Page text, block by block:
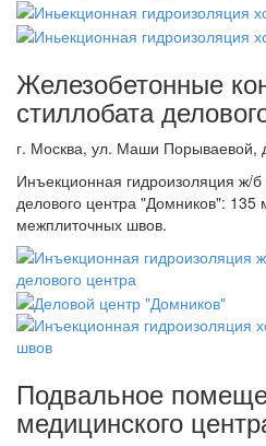
Железобетонные
стиллобата
г. Москва, ул. Маши Порываевой,
Инъекционная гидроизоляция ж/б
делового центра "Домников": 135
межплиточных швов.
Подвальное
медицинского